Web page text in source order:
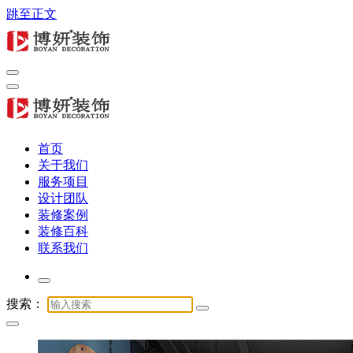
跳至正文
专注商业公装16年，提供办公室、酒店、店铺与展厅全链路服
专注商业公装16年，提供办公室、酒店、店铺与展厅全链路服
首页
关于我们
服务项目
设计团队
装修案例
装修百科
联系我们
搜索：